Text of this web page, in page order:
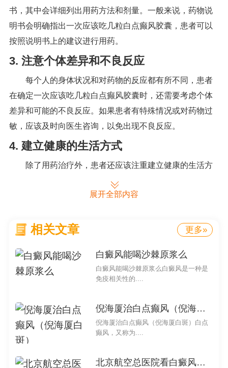
书，其中会详细列出用药方法和剂量。一般来说，药物说
明书会明确指出一次应该吃几粒白点癫风胶囊，患者可以
按照说明书上的建议进行用药。
3. 注意个体差异和不良反应
每个人的身体状况和对药物的反应都有所不同，患者
在确定一次应该吃几粒白点癫风胶囊时，还需要考虑个体
差异和可能的不良反应。如果患者有特殊情况或对药物过
敏，应该及时向医生咨询，以免出现不良反应。
4. 建立健康的生活方式
除了用药治疗外，患者还应该注重建立健康的生活方
式，这对于皮肤病的治疗和预防都非常重要。多注意个人
卫生，保持皮肤清洁和湿润。避免过度疲劳和精神压力，
氧化剂的食物，有助于改善皮肤状况。
白点癫风胶囊一次吃几粒这个问题没有一个固定的答
案，应该根据医生建议和药物说明书来确定。患者还需要
注意个体差异和可能的不良反应，并建立健康的生活方
持积极的态度，相信自己能够克服皮肤病，恢复健康。
白点癫风胶囊一次吃几粒
展开全部内容
相关文章 更多»
白癜风能喝沙棘原浆么
白癜风能喝沙棘原浆么白癜风是一种是
免疫相关性的....
倪海厦治白点癫风（倪海厦白斑）
倪海厦治白点癫风（倪海厦白斑）白点
癫风，又称为....
北京航空总医院看白癜风怎么样